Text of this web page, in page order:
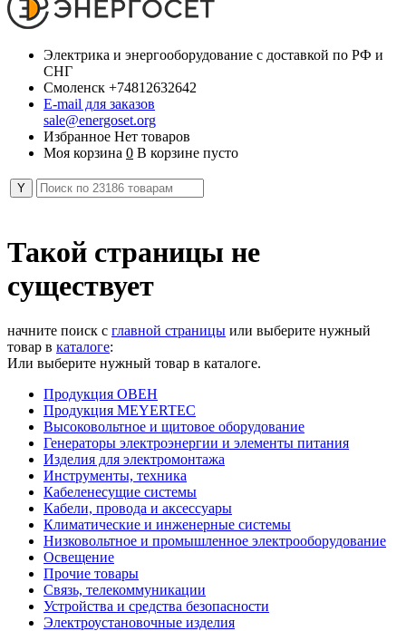
Электрика и энергооборудование с доставкой по РФ и
СНГ
Смоленск +74812632642
E-mail для заказов
sale@energoset.org
Избранное Нет товаров
Моя корзина 0 В корзине пусто
Такой страницы не
существует
начните поиск с главной страницы или выберите нужный
товар в каталоге:
Или выберите нужный товар в каталоге.
Продукция ОВЕН
Продукция MEYERTEC
Высоковольтное и щитовое оборудование
Генераторы электроэнергии и элементы питания
Изделия для электромонтажа
Инструменты, техника
Кабеленесущие системы
Кабели, провода и аксессуары
Климатические и инженерные системы
Низковольтное и промышленное электрооборудование
Освещение
Прочие товары
Связь, телекоммуникации
Устройства и средства безопасности
Электроустановочные изделия